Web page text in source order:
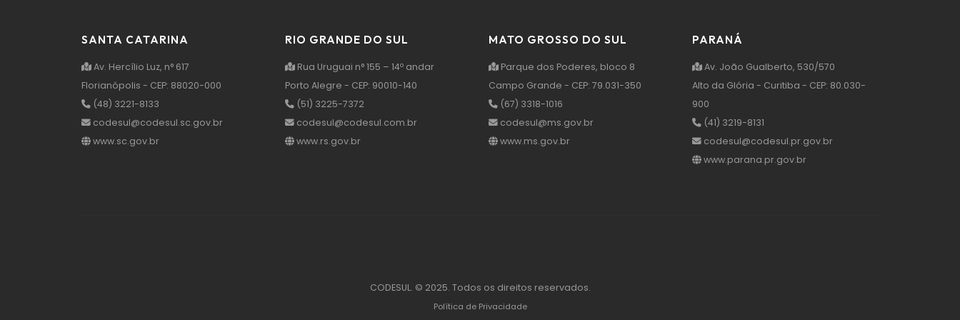
SANTA CATARINA
Av. Hercílio Luz, n° 617
Florianópolis - CEP: 88020-000
(48) 3221-8133
codesul@codesul.sc.gov.br
www.sc.gov.br
RIO GRANDE DO SUL
Rua Uruguai n° 155 – 14º andar
Porto Alegre - CEP: 90010-140
(51) 3225-7372
codesul@codesul.com.br
www.rs.gov.br
MATO GROSSO DO SUL
Parque dos Poderes, bloco 8
Campo Grande - CEP: 79.031-350
(67) 3318-1016
codesul@ms.gov.br
www.ms.gov.br
PARANÁ
Av. João Gualberto, 530/570
Alto da Glória - Curitiba - CEP: 80.030-
900
(41) 3219-8131
codesul@codesul.pr.gov.br
www.parana.pr.gov.br
CODESUL. © 2025. Todos os direitos reservados.
Política de Privacidade